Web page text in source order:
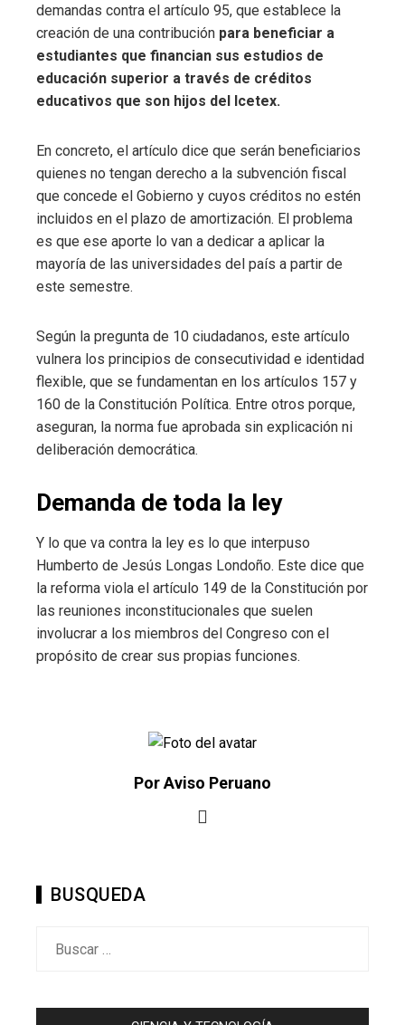
demandas contra el artículo 95, que establece la
creación de una contribución para beneficiar a
estudiantes que financian sus estudios de
educación superior a través de créditos
educativos que son hijos del Icetex.
En concreto, el artículo dice que serán beneficiarios
quienes no tengan derecho a la subvención fiscal
que concede el Gobierno y cuyos créditos no estén
incluidos en el plazo de amortización. El problema
es que ese aporte lo van a dedicar a aplicar la
mayoría de las universidades del país a partir de
este semestre.
Según la pregunta de 10 ciudadanos, este artículo
vulnera los principios de consecutividad e identidad
flexible, que se fundamentan en los artículos 157 y
160 de la Constitución Política. Entre otros porque,
aseguran, la norma fue aprobada sin explicación ni
deliberación democrática.
Demanda de toda la ley
Y lo que va contra la ley es lo que interpuso
Humberto de Jesús Longas Londoño. Este dice que
la reforma viola el artículo 149 de la Constitución por
las reuniones inconstitucionales que suelen
involucrar a los miembros del Congreso con el
propósito de crear sus propias funciones.
Por Aviso Peruano
BUSQUEDA